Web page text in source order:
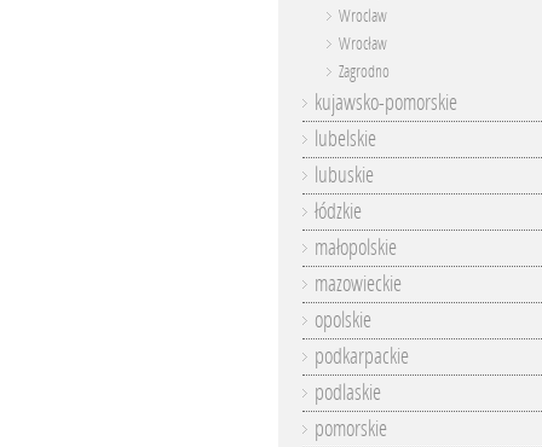
Wroclaw
Wrocław
Zagrodno
kujawsko-pomorskie
lubelskie
lubuskie
łódzkie
małopolskie
mazowieckie
opolskie
podkarpackie
podlaskie
pomorskie